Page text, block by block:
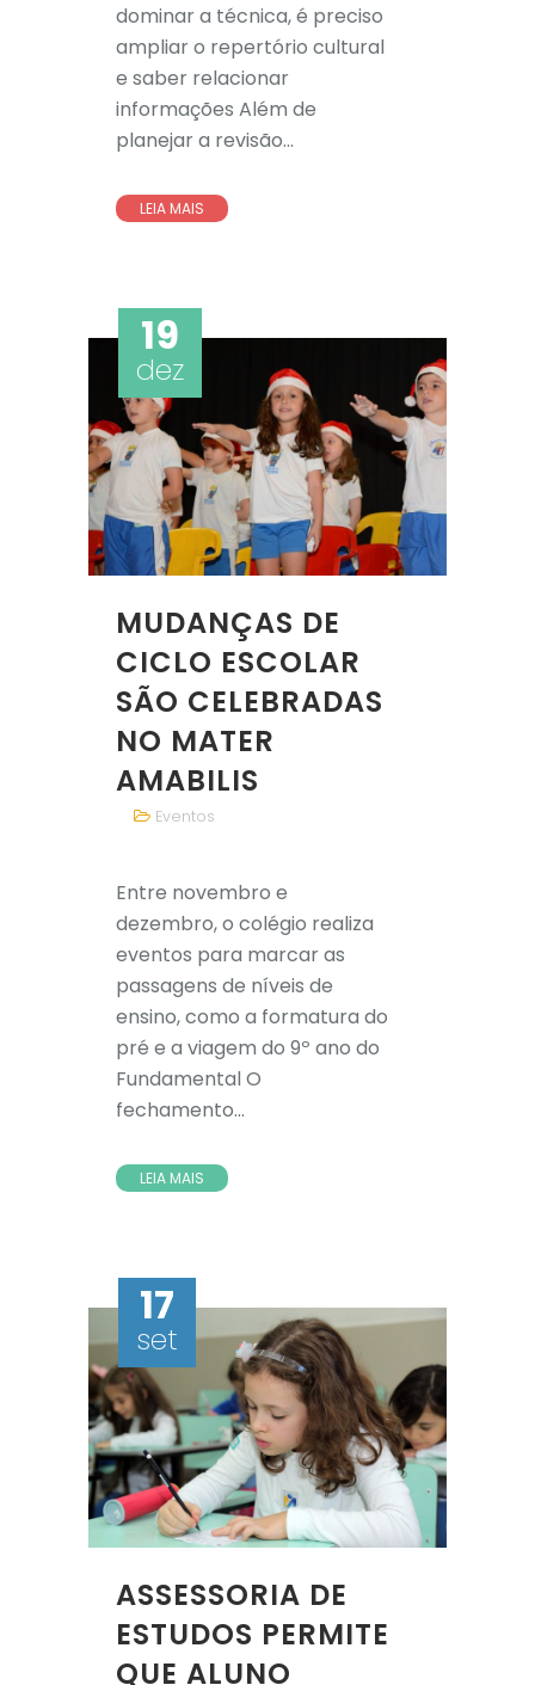
dominar a técnica, é preciso
ampliar o repertório cultural
e saber relacionar
informações Além de
planejar a revisão...
LEIA MAIS
19
dez
MUDANÇAS DE
CICLO ESCOLAR
SÃO CELEBRADAS
NO MATER
AMABILIS
Eventos
Entre novembro e
dezembro, o colégio realiza
eventos para marcar as
passagens de níveis de
ensino, como a formatura do
pré e a viagem do 9º ano do
Fundamental O
fechamento...
LEIA MAIS
17
set
ASSESSORIA DE
ESTUDOS PERMITE
QUE ALUNO